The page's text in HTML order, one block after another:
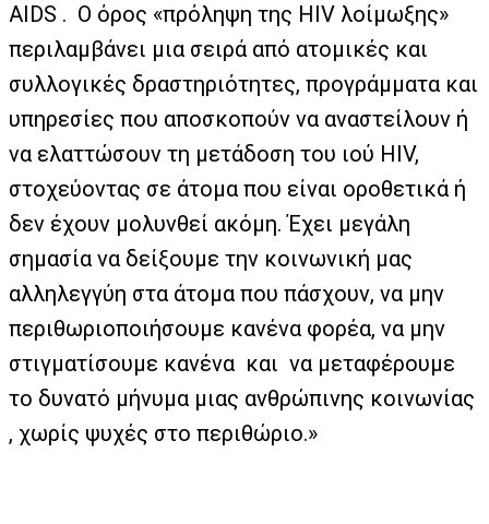
AIDS . Ο όρος «πρόληψη της HIV λοίμωξης»
περιλαμβάνει μια σειρά από ατομικές και
συλλογικές δραστηριότητες, προγράμματα και
υπηρεσίες που αποσκοπούν να αναστείλουν ή
να ελαττώσουν τη μετάδοση του ιού HIV,
στοχεύοντας σε άτομα που είναι οροθετικά ή
δεν έχουν μολυνθεί ακόμη. Έχει μεγάλη
σημασία να δείξουμε την κοινωνική μας
αλληλεγγύη στα άτομα που πάσχουν, να μην
περιθωριοποιήσουμε κανένα φορέα, να μην
στιγματίσουμε κανένα και να μεταφέρουμε
το δυνατό μήνυμα μιας ανθρώπινης κοινωνίας
, χωρίς ψυχές στο περιθώριο.»